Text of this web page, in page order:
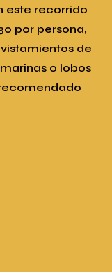
este recorrido
por persona,
de
o lobos